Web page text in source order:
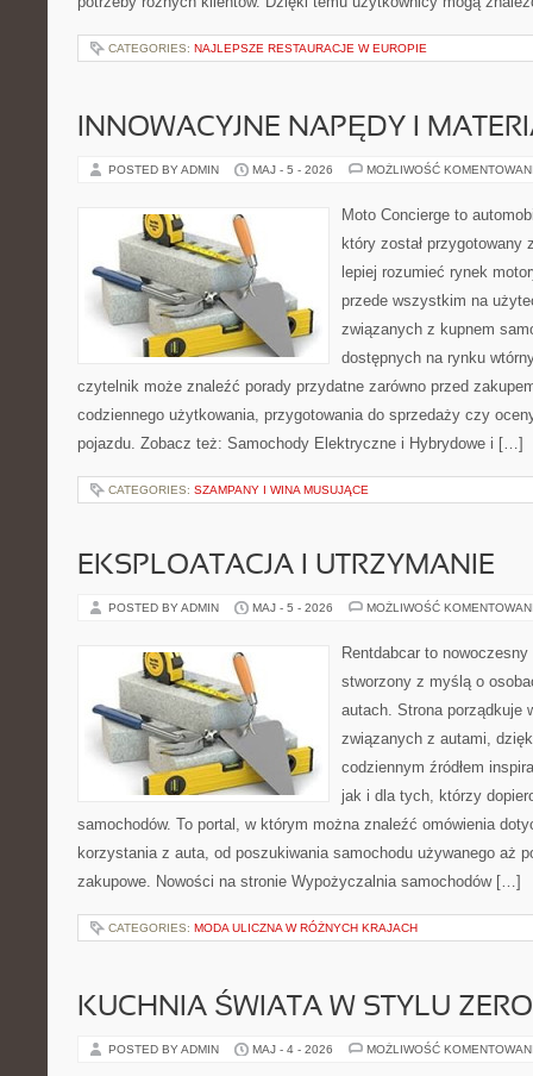
CATEGORIES: NAJLEPSZE RESTAURACJE W EUROPIE
INNOWACYJNE NAPĘDY I
POSTED BY ADMIN MAJ - 5 - 2026 MOŻLIWOŚĆ
Moto Concierge to
który został
lepiej rozumieć rynek
przede wszystkim na
związanych z kupnem
dostępnych na rynku
czytelnik może znaleźć porady przydatne zarówno przed
codziennego użytkowania, przygotowania do sprzedaży czy
pojazdu. Zobacz też: Samochody Elektryczne i Hybrydowe i […]
CATEGORIES: SZAMPANY I WINA MUSUJĄCE
EKSPLOATACJA I UTRZYMANIE
POSTED BY ADMIN MAJ - 5 - 2026 MOŻLIWOŚĆ
Rentdabcar to
stworzony z myślą o
autach. Strona porządkuje
związanych z autami,
codziennym źródłem
jak i dla tych, którzy
samochodów. To portal, w którym można znaleźć omówienia
korzystania z auta, od poszukiwania samochodu używanego aż
zakupowe. Nowości na stronie Wypożyczalnia samochodów […]
CATEGORIES: MODA ULICZNA W RÓŻNYCH KRAJACH
KUCHNIA ŚWIATA W STYLU
POSTED BY ADMIN MAJ - 4 - 2026 MOŻLIWOŚĆ